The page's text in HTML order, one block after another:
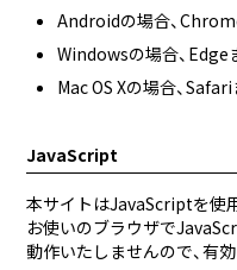
Androidの場合、
Windowsの場合、
Mac OS Xの場合、
JavaScript
本サイトはJavaScriptを使
お使いのブラウザで
動作いたしませんので、有